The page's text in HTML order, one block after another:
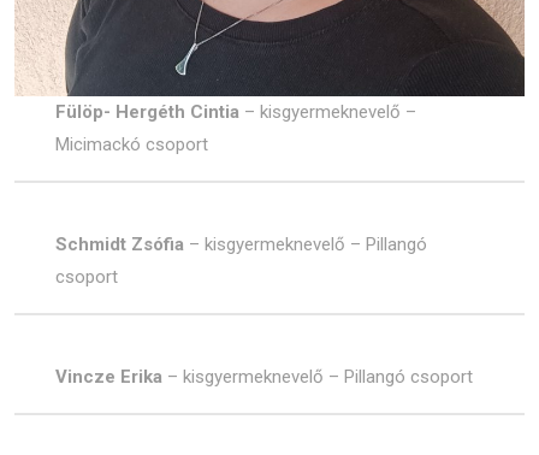
Fülöp- Hergéth Cintia – kisgyermeknevelő –
Micimackó csoport
Schmidt Zsófia– kisgyermeknevelő – Pillangó
csoport
Vincze Erika – kisgyermeknevelő – Pillangó csoport